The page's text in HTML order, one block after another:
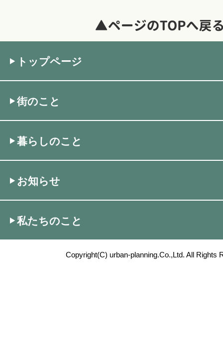
トップページ
街のこと
暮らしのこと
お知らせ
私たちのこと
Copyright(C) urban-planning.Co.,Ltd. All Rights